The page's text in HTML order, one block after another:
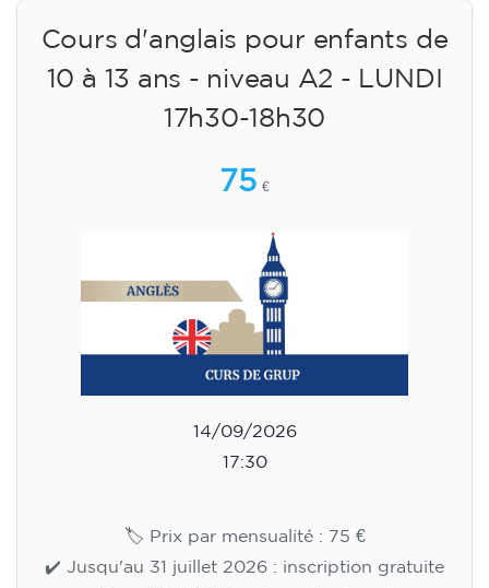
Cours d'anglais pour enfants de
10 à 13 ans - niveau A2 - LUNDI
17h30-18h30
75 €
14/09/2026
17:30
🏷️ Prix par mensualité : 75 €
✔️ Jusqu'au 31 juillet 2026 : inscription gratuite